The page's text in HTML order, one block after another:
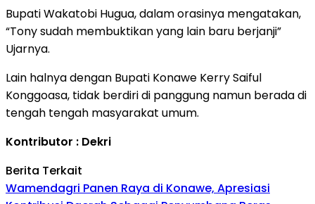
Bupati Wakatobi Hugua, dalam orasinya mengatakan,
“Tony sudah membuktikan yang lain baru berjanji”
Ujarnya.
Lain halnya dengan Bupati Konawe Kerry Saiful
Konggoasa, tidak berdiri di panggung namun berada di
tengah tengah masyarakat umum.
Kontributor : Dekri
Berita Terkait
Wamendagri Panen Raya di Konawe, Apresiasi